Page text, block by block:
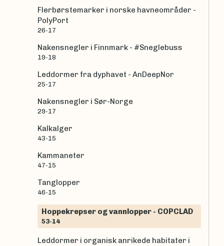
Flerbørstemarker i norske havneområder -
PolyPort
26-17
Nakensnegler i Finnmark - #Sneglebuss
19-18
Leddormer fra dyphavet - AnDeepNor
25-17
Nakensnegler i Sør-Norge
29-17
Kalkalger
43-15
Kammaneter
47-15
Tanglopper
46-15
Hoppekrepser og vannlopper - COPCLAD
53-14
Leddormer i organisk anrikede habitater i